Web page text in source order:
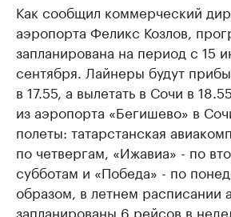
Как сообщил коммерческий
аэропорта Феликс Козлов,
запланирована на период с 15
сентября. Лайнеры будут
в 17.55, а вылетать в Сочи в
из аэропорта «Бегишево» в
полеты: татарстанская
по четвергам, «Ижавиа» - по
субботам и «Победа» - по
образом, в летнем расписании
запланированы 6 рейсов в